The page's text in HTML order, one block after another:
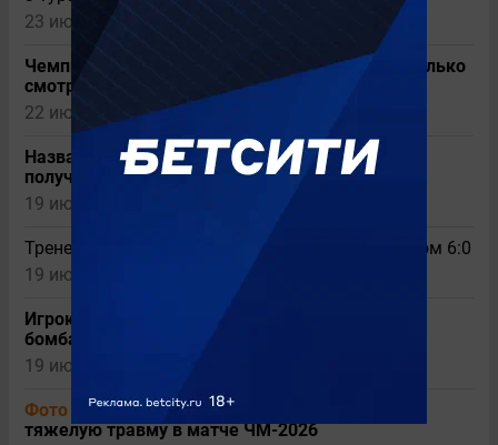
23 июня
Чемпионат мира 2026, 22-23 июня: где и во сколько
смотреть прямые трансляции матчей
22 июня
1
Названы сроки восстановления игрока,
получившего переломы в матче ЧМ-2026
19 июня
Тренер Канады оценил разгром Катара со счетом 6:0
19 июня
Игрок сборной Канады догнал Месси в споре
бомбардиров ЧМ-2026
19 июня
Фото Полузащитник сборной Канады получил
тяжелую травму в матче ЧМ-2026